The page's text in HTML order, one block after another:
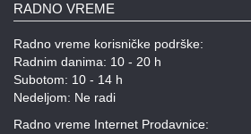
RADNO VREME
Radno vreme korisničke podrške:
Radnim danima: 10 - 20 h
Subotom: 10 - 14 h
Nedeljom: Ne radi
Radno vreme Internet Prodavnice: